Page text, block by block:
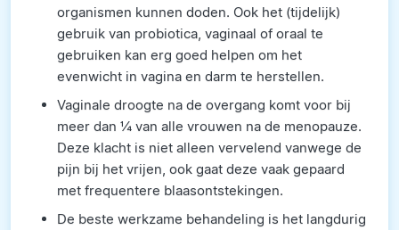
organismen kunnen doden. Ook het (tijdelijk)
gebruik van probiotica, vaginaal of oraal te
gebruiken kan erg goed helpen om het
evenwicht in vagina en darm te herstellen.
Vaginale droogte na de overgang komt voor bij
meer dan ¼ van alle vrouwen na de menopauze.
Deze klacht is niet alleen vervelend vanwege de
pijn bij het vrijen, ook gaat deze vaak gepaard
met frequentere blaasontstekingen.
De beste werkzame behandeling is het langdurig